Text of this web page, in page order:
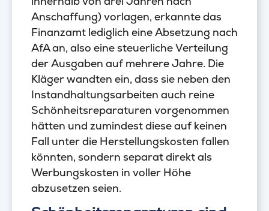
Anschaffung) vorlagen, erkannte das
Finanzamt lediglich eine Absetzung nach
AfA an, also eine steuerliche Verteilung
der Ausgaben auf mehrere Jahre. Die
Kläger wandten ein, dass sie neben den
Instandhaltungsarbeiten auch reine
Schönheitsreparaturen vorgenommen
hätten und zumindest diese auf keinen
Fall unter die Herstellungskosten fallen
könnten, sondern separat direkt als
Werbungskosten in voller Höhe
abzusetzen seien.